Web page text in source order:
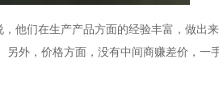
他们在生产产品方面的经验丰富，做出
外，价格方面，没有中间商赚差价，一